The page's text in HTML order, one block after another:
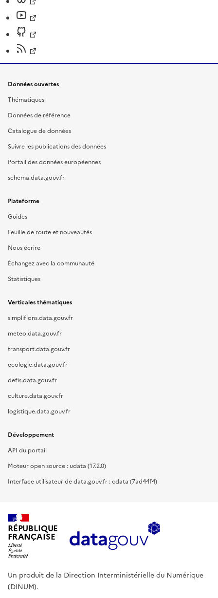
Données ouvertes
Thématiques
Données de référence
Catalogue de données
Suivre les publications des données
Portail des données européennes
schema.data.gouv.fr
Plateforme
Guides
Feuille de route et nouveautés
Nous écrire
Échangez avec la communauté
Statistiques
Verticales thématiques
simplifions.data.gouv.fr
meteo.data.gouv.fr
transport.data.gouv.fr
ecologie.data.gouv.fr
defis.data.gouv.fr
culture.data.gouv.fr
logistique.data.gouv.fr
Développement
API du portail
Moteur open source : udata (17.2.0)
Interface utilisateur de data.gouv.fr : cdata (7ad44f4)
RÉPUBLIQUE
FRANÇAISE
Un produit de la Direction Interministérielle du Numérique
(DINUM).